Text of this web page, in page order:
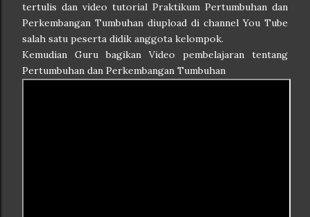
tertulis dan video tutorial Praktikum Pertumbuhan dan
Perkembangan Tumbuhan diupload di channel You Tube
salah satu peserta didik anggota kelompok.
Kemudian Guru bagikan Video pembelajaran tentang
Pertumbuhan dan Perkembangan Tumbuhan